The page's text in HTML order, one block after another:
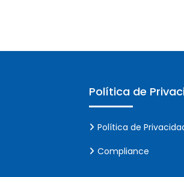
Política de
Política de
Compliance